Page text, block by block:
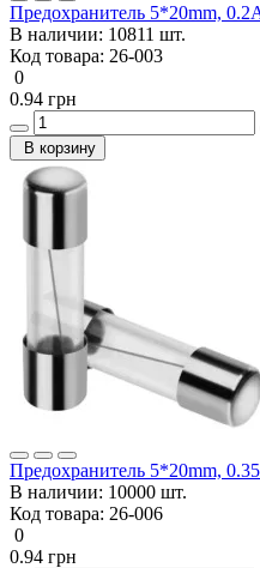
Предохранитель 5*20mm,
В наличии: 10811 шт.
Код товара: 26-003
0
0.94 грн
В корзину
Предохранитель 5*20mm,
В наличии: 10000 шт.
Код товара: 26-006
0
0.94 грн